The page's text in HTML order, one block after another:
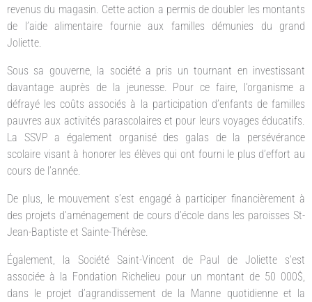
revenus du magasin. Cette action a permis de doubler les montants
de l’aide alimentaire fournie aux familles démunies du grand
Joliette.
Sous sa gouverne, la société a pris un tournant en investissant
davantage auprès de la jeunesse. Pour ce faire, l’organisme a
défrayé les coûts associés à la participation d’enfants de familles
pauvres aux activités parascolaires et pour leurs voyages éducatifs.
La SSVP a également organisé des galas de la persévérance
scolaire visant à honorer les élèves qui ont fourni le plus d’effort au
cours de l’année.
De plus, le mouvement s’est engagé à participer financièrement à
des projets d’aménagement de cours d’école dans les paroisses St-
Jean-Baptiste et Sainte-Thérèse.
Également, la Société Saint-Vincent de Paul de Joliette s’est
associée à la Fondation Richelieu pour un montant de 50 000$,
dans le projet d’agrandissement de la Manne quotidienne et la